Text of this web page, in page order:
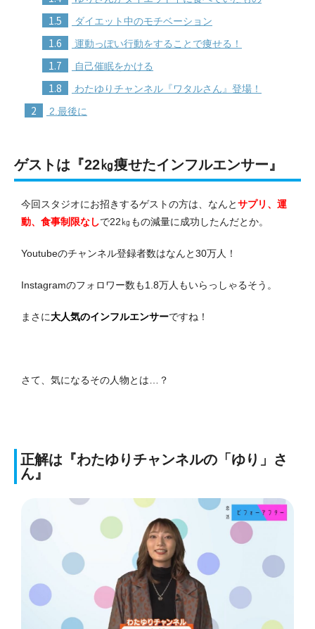
1.5 ダイエット中のモチベーション
1.6 運動っぽい行動をすることで痩せる！
1.7 自己催眠をかける
1.8 わたゆりチャンネル『ワタルさん』登場！
2 2.最後に
ゲストは『22㎏痩せたインフルエンサー』
今回スタジオにお招きするゲストの方は、なんとサプリ、運
動、食事制限なしで22㎏もの減量に成功したんだとか。
Youtubeのチャンネル登録者数はなんと30万人！
Instagramのフォロワー数も1.8万人もいらっしゃるそう。
まさに大人気のインフルエンサーですね！
さて、気になるその人物とは…？
正解は『わたゆりチャンネルの「ゆり」さ
ん』